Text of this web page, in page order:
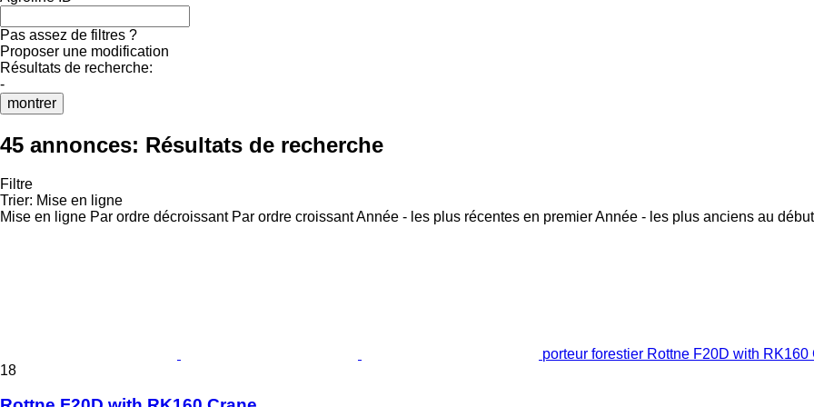
Pas assez de filtres ?
Proposer une modification
Résultats de recherche:
-
montrer
45 annonces: Résultats de recherche
Filtre
Trier: Mise en ligne
Mise en ligne Par ordre décroissant Par ordre croissantAnnée - les plus récentes en premierAnnée - les plus anciens au début
porteur forestier Rottne F20D with RK160
18